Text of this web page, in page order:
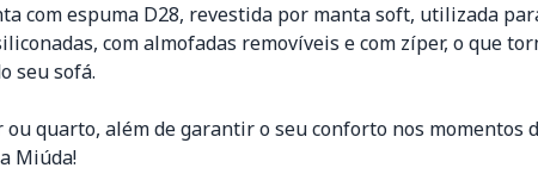
com espuma D28, revestida por manta soft, utilizada
com almofadas removíveis e com zíper, o que
seu sofá.
quarto, além de garantir o seu conforto nos momentos
Miúda!